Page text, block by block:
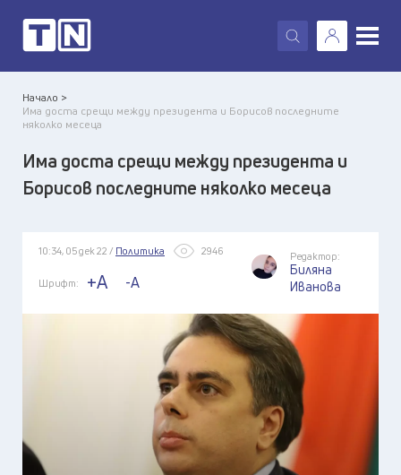
X
Начало >
Има доста срещи между президента и Борисов последните
няколко месеца
Има доста срещи между президента и
Борисов последните няколко месеца
10:34, 05 дек 22 / Политика 2946
Шрифт: +A -A
Редактор:
Биляна
Иванова